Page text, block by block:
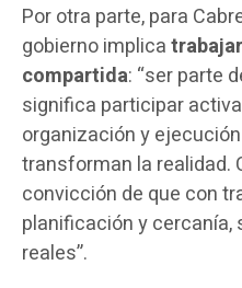
Por otra parte, para
gobierno implica
compartida: “ser parte
significa participar
organización y
transforman la realidad.
convicción de que con
planificación y cercanía,
reales”.